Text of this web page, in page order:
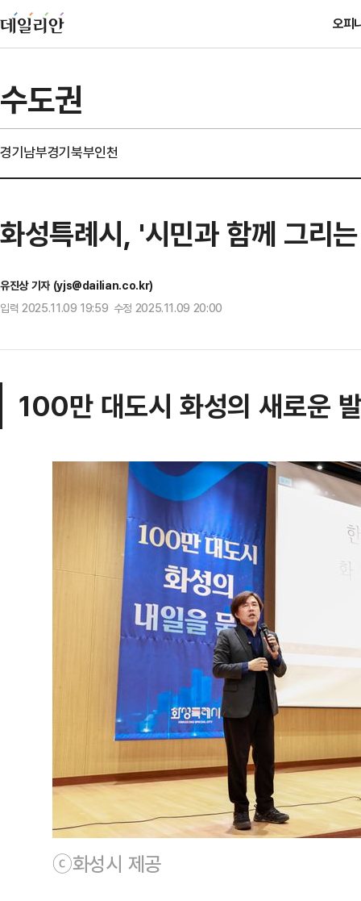
오피
수도권
경기남부경기북부인천
화성특례시, '시민과 함께 그리
유진상 기자 (yjs@dailian.co.kr)
입력 2025.11.09 19:59 수정 2025.11.09 20:00
100만 대도시 화성의 새로운
ⓒ화성시 제공